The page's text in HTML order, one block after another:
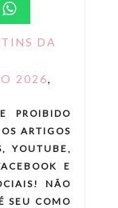
DA
2026,
PROIBIDO
ARTIGOS
YOUTUBE,
E
NÃO
SEU COMO